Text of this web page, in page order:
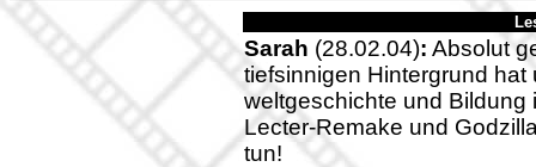
Sarah (28.02.04): Absolut
tiefsinnigen Hintergrund
weltgeschichte und Bildung
Lecter-Remake und
tun!